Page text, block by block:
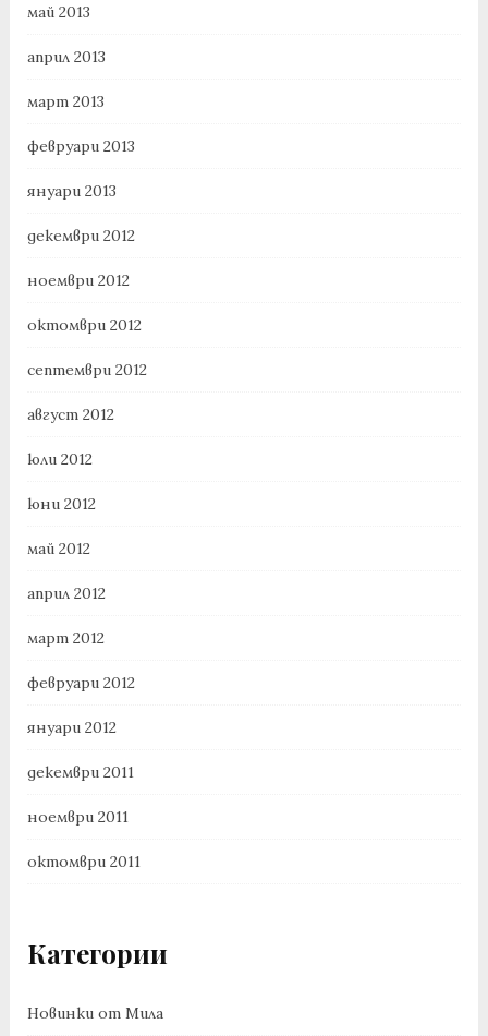
май 2013
април 2013
март 2013
февруари 2013
януари 2013
декември 2012
ноември 2012
октомври 2012
септември 2012
август 2012
юли 2012
юни 2012
май 2012
април 2012
март 2012
февруари 2012
януари 2012
декември 2011
ноември 2011
октомври 2011
Категории
Новинки от Мила